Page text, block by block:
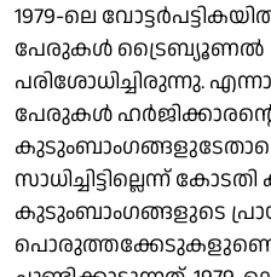
1979-ലെ
പേരുകള്‍ ട്രൈബ്യൂണല്‍
പരിശോധിച്ചിരുന്നു.
പേരുകള്‍
സാധിച്ചിട്ടില്ലെന്ന്
കുടുംബാംഗങ്ങളുടെ